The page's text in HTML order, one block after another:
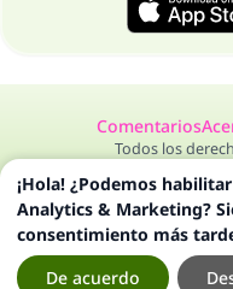
Comentarios
Todos los
¡Hola! ¿Podemos
Analytics & Marketing?
consentimiento más
De acuerdo